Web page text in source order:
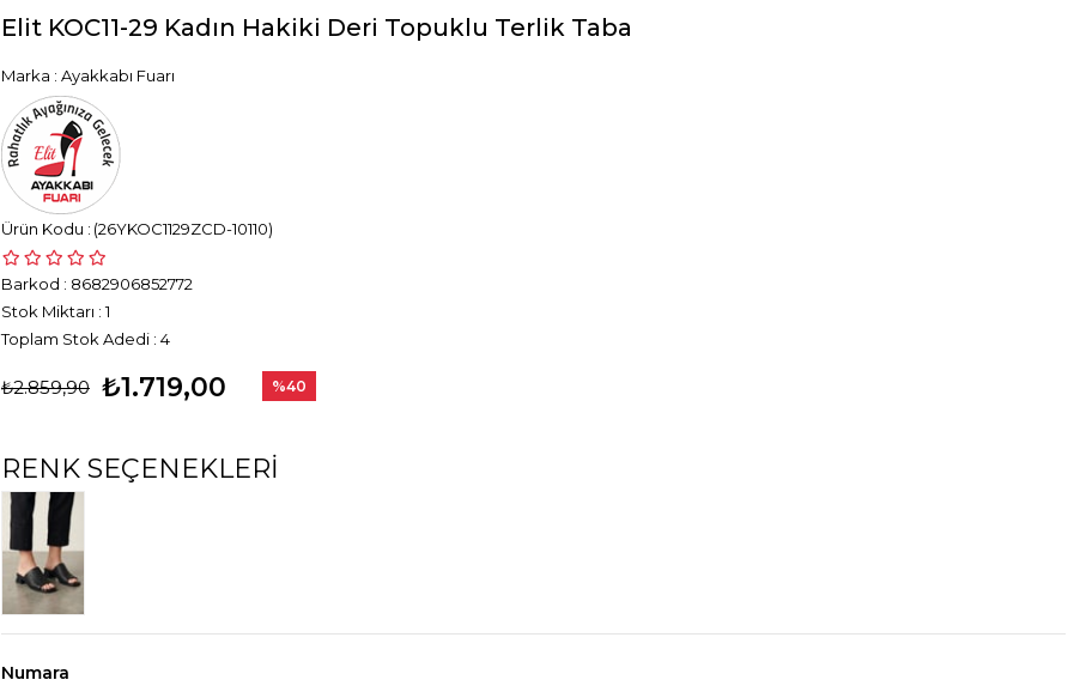
Elit KOC11-29 Kadın Hakiki Deri Topuklu Terlik Taba
Marka : Ayakkabı Fuarı
(26YKOC1129ZCD-10110)
Barkod : 8682906852772
Stok Miktarı : 1
Toplam Stok Adedi : 4
₺2.859,90 ₺1.719,00 %40
RENK SEÇENEKLERI
Numara